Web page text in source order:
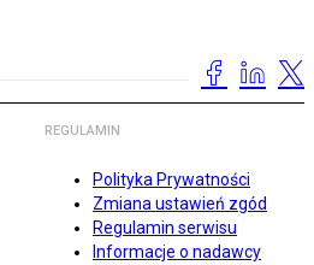
REGULAMIN
Polityka Prywatności
Zmiana ustawień zgód
Regulamin serwisu
Informacje o nadawcy